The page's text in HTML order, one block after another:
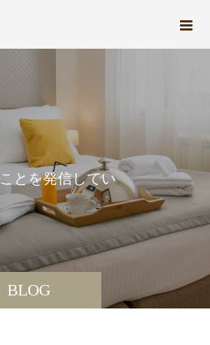
BLOG
と を 発信しています